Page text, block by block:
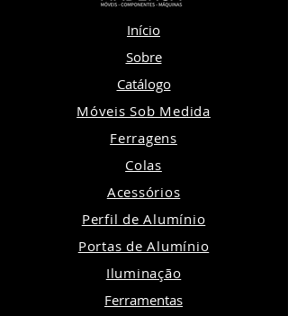
Início
Sobre
Catálogo
Móveis Sob Medida
Ferragens
Colas
Acessórios
Perfil de Alumínio
Portas de Alumínio
Iluminação
Ferramentas